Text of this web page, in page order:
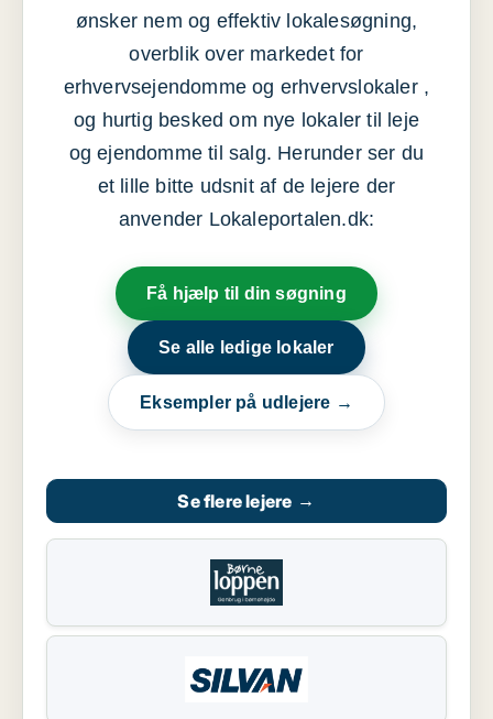
ønsker nem og effektiv lokalesøgning,
overblik over markedet for
erhvervsejendomme og erhvervslokaler ,
og hurtig besked om nye lokaler til leje
og ejendomme til salg. Herunder ser du
et lille bitte udsnit af de lejere der
anvender Lokaleportalen.dk:
Få hjælp til din søgning
Se alle ledige lokaler
Eksempler på udlejere →
Se flere lejere →